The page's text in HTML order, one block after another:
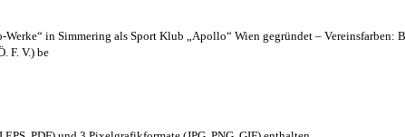
in Simmering als Sport Klub „Apollo“ Wien gegründet – Vereinsfarben:
F. V.) be